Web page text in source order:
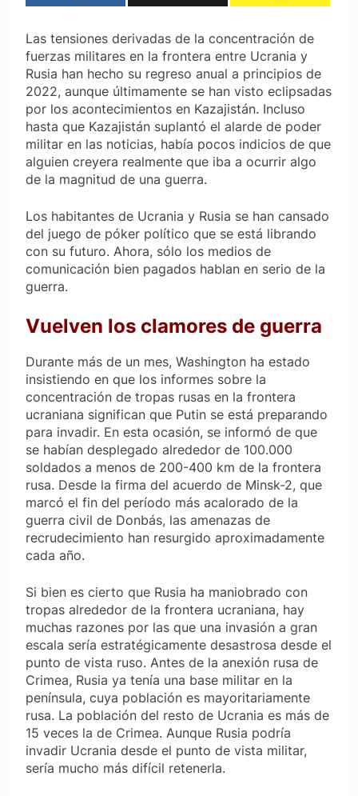
Las tensiones derivadas de la concentración de
fuerzas militares en la frontera entre Ucrania y
Rusia han hecho su regreso anual a principios de
2022, aunque últimamente se han visto eclipsadas
por los acontecimientos en Kazajistán. Incluso
hasta que Kazajistán suplantó el alarde de poder
militar en las noticias, había pocos indicios de que
alguien creyera realmente que iba a ocurrir algo
de la magnitud de una guerra.
Los habitantes de Ucrania y Rusia se han cansado
del juego de póker político que se está librando
con su futuro. Ahora, sólo los medios de
comunicación bien pagados hablan en serio de la
guerra.
Vuelven los clamores de guerra
Durante más de un mes, Washington ha estado
insistiendo en que los informes sobre la
concentración de tropas rusas en la frontera
ucraniana significan que Putin se está preparando
para invadir. En esta ocasión, se informó de que
se habían desplegado alrededor de 100.000
soldados a menos de 200-400 km de la frontera
rusa. Desde la firma del acuerdo de Minsk-2, que
marcó el fin del período más acalorado de la
guerra civil de Donbás, las amenazas de
recrudecimiento han resurgido aproximadamente
cada año.
Si bien es cierto que Rusia ha maniobrado con
tropas alrededor de la frontera ucraniana, hay
muchas razones por las que una invasión a gran
escala sería estratégicamente desastrosa desde el
punto de vista ruso. Antes de la anexión rusa de
Crimea, Rusia ya tenía una base militar en la
península, cuya población es mayoritariamente
rusa. La población del resto de Ucrania es más de
15 veces la de Crimea. Aunque Rusia podría
invadir Ucrania desde el punto de vista militar,
sería mucho más difícil retenerla.